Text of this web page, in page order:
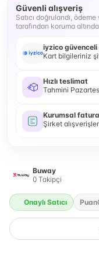
Güvenli alışveriş
Satıcı doğrulandı,
tarafından koruma
iyzico güvenceli
Kart bilgileriniz
Hızlı teslimat
Tahmini
Kurumsal
Şirket
Buway
0 Takipçi
Onaylı Satıcı Puan